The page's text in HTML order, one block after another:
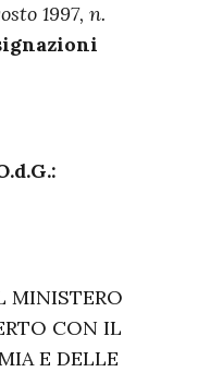
1997, n.
MINISTERO
CON IL
E DELLE